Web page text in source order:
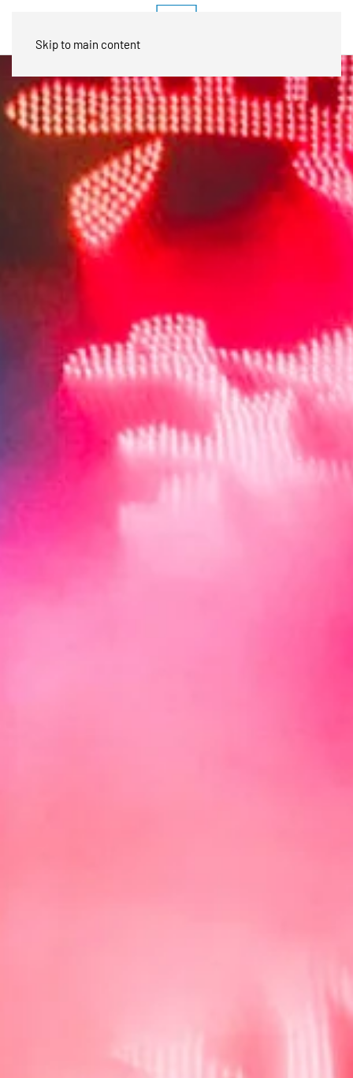
Skip to main content